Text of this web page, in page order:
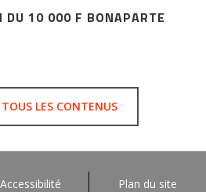
DU 10 000 F BONAPARTE
TOUS LES CONTENUS
Accessibilité Plan du site